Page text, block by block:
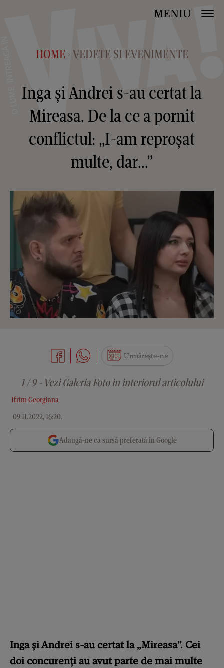
MENIU
HOME > VEDETE SI EVENIMENTE
Inga și Andrei s-au certat la
Mireasa. De la ce a pornit
conflictul: „I-am reproșat
multe, dar...”
Ifrim Georgiana
09.11.2022, 16:20.
Urmărește-ne
1 / 9 - Vezi Galeria Foto in interiorul articolului
Adaugă-ne ca sursă preferată în Google
Inga și Andrei s-au certat la „Mireasa”. Cei
doi concurenți au avut parte de mai multe